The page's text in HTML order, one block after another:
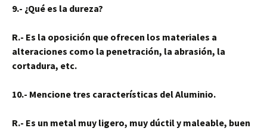
9.- ¿Qué es la dureza?
R.- Es la oposición que ofrecen los materiales a
alteraciones como la penetración, la abrasión, la
cortadura, etc.
10.- Mencione tres características del Aluminio.
R.- Es un metal muy ligero, muy dúctil y maleable, buen